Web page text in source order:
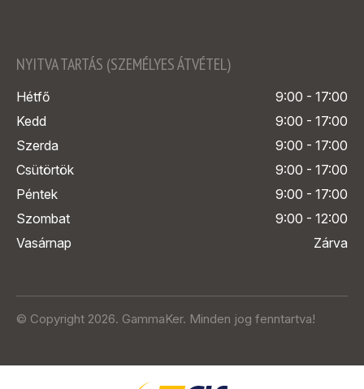
NYITVA TARTÁS (SZEMÉLYES ÁTVÉTEL)
Hétfő
9:00 - 17:00
Kedd
9:00 - 17:00
Szerda
9:00 - 17:00
Csütörtök
9:00 - 17:00
Péntek
9:00 - 17:00
Szombat
9:00 - 12:00
Vasárnap
Zárva
© Copyright 2026. GammaKer. Minden jog fenntartva!